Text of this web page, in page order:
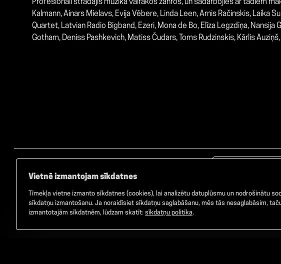
Profesionāli strādājis mūzikā vairākos žanros, un sadarbojies ar tādiem
Kalmann, Ainars Mielavs, Evija Vēbere, Linda Leen, Arnis Račinskis, Laika
Quartet, Latvian Radio Bigband, Ezeri, Mona de Bo, Elīza Legzdiņa, Nansija
Gotham, Deniss Pashkevich, Matiss Čudars, Toms Rudzinskis, Kārlis Auziņš,
Vietnē izmantojam sīkdatnes
Tīmekļa vietne izmanto sīkdatnes (cookies), lai analizētu datuplūsmu un nodrošinātu
sīkdatņu izmantošanu. Ja noraidīsiet sīkdatņu saglabāšanu, mēs tās nesaglabāsim,
izmantotajām sīkdatnēm, lūdzam skatīt: sīkdatņu politika.